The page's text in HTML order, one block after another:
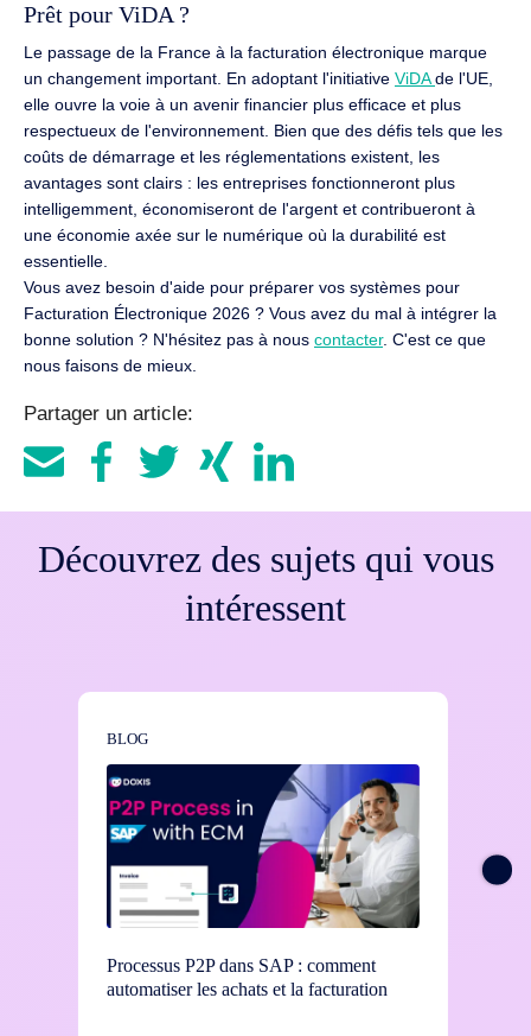
Prêt pour ViDA ?
Le passage de la France à la facturation électronique marque
un changement important. En adoptant l'initiative ViDAde l'UE,
elle ouvre la voie à un avenir financier plus efficace et plus
respectueux de l'environnement. Bien que des défis tels que les
coûts de démarrage et les réglementations existent, les
avantages sont clairs : les entreprises fonctionneront plus
intelligemment, économiseront de l'argent et contribueront à
une économie axée sur le numérique où la durabilité est
essentielle.
Vous avez besoin d'aide pour préparer vos systèmes pour
Facturation Électronique 2026 ? Vous avez du mal à intégrer la
bonne solution ? N'hésitez pas à nous contacter. C'est ce que
nous faisons de mieux.
Partager un article:
Découvrez des sujets qui vous
intéressent
BLOG
Processus P2P dans SAP : comment
automatiser les achats et la facturation